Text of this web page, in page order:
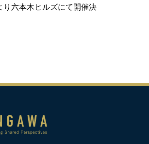
り六本木ヒルズにて開催決